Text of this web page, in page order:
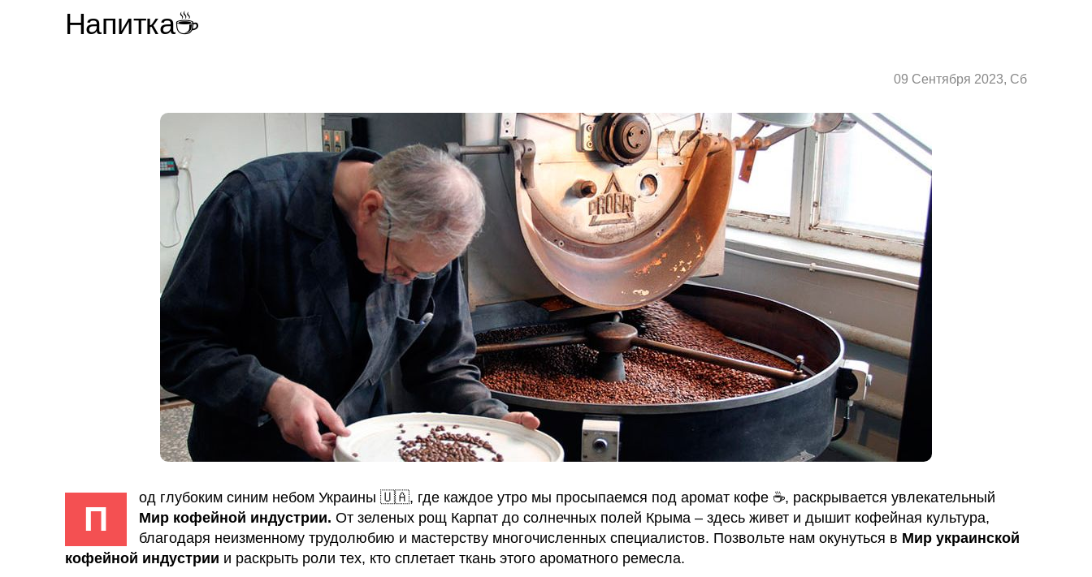
Напитка☕️
09 Сентября 2023, Сб
П
од глубоким синим небом Украины 🇺🇦, где каждое утро мы просыпаемся под аромат кофе ☕️, раскрывается увлекательный
Мир кофейной индустрии. От зеленых рощ Карпат до солнечных полей Крыма – здесь живет и дышит кофейная культура,
благодаря неизменному трудолюбию и мастерству многочисленных специалистов. Позвольте нам окунуться в Мир украинской
кофейной индустрии и раскрыть роли тех, кто сплетает ткань этого ароматного ремесла.